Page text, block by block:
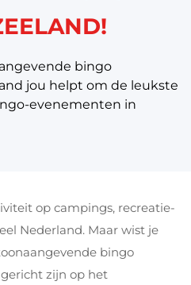
bingo
jou helpt om de leukste
evenementen in
op campings, recreatie-
Nederland. Maar wist je
bingo
zijn op het